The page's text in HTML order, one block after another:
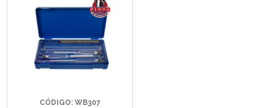
CÓDIGO: WB307